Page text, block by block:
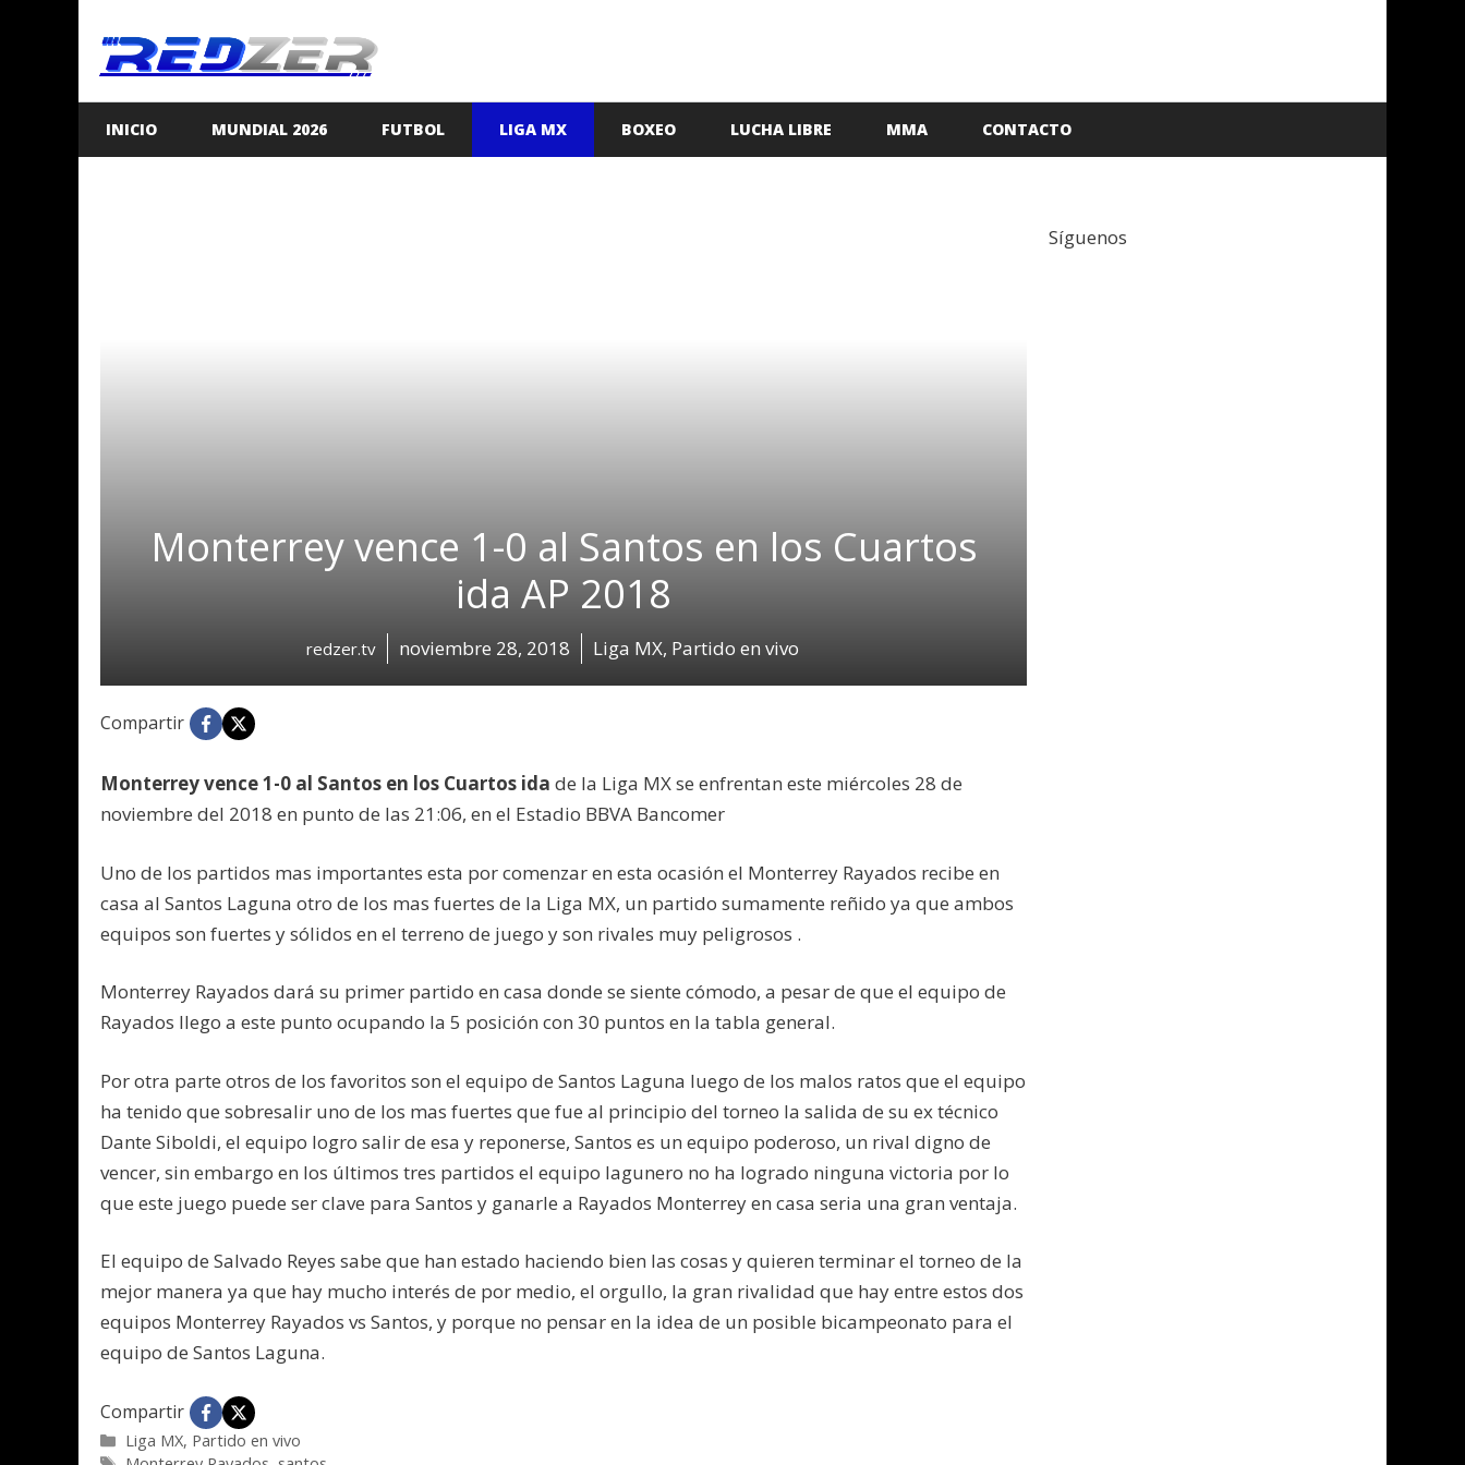
contenido
INICIO MUNDIAL 2026 FUTBOL LIGA MX BOXEO LUCHA LIBRE MMA CONTACTO
Monterrey vence 1-0 al Santos en los Cuartos
ida AP 2018
redzer.tv noviembre 28, 2018 Liga MX, Partido en vivo
Compartir
Monterrey vence 1-0 al Santos en los Cuartos ida de la Liga MX se enfrentan este miércoles 28 de
noviembre del 2018 en punto de las 21:06, en el Estadio BBVA Bancomer
Uno de los partidos mas importantes esta por comenzar en esta ocasión el Monterrey Rayados recibe en
casa al Santos Laguna otro de los mas fuertes de la Liga MX, un partido sumamente reñido ya que ambos
equipos son fuertes y sólidos en el terreno de juego y son rivales muy peligrosos .
Monterrey Rayados dará su primer partido en casa donde se siente cómodo, a pesar de que el equipo de
Rayados llego a este punto ocupando la 5 posición con 30 puntos en la tabla general.
Por otra parte otros de los favoritos son el equipo de Santos Laguna luego de los malos ratos que el equipo
ha tenido que sobresalir uno de los mas fuertes que fue al principio del torneo la salida de su ex técnico
Dante Siboldi, el equipo logro salir de esa y reponerse, Santos es un equipo poderoso, un rival digno de
vencer, sin embargo en los últimos tres partidos el equipo lagunero no ha logrado ninguna victoria por lo
que este juego puede ser clave para Santos y ganarle a Rayados Monterrey en casa seria una gran ventaja.
El equipo de Salvado Reyes sabe que han estado haciendo bien las cosas y quieren terminar el torneo de la
mejor manera ya que hay mucho interés de por medio, el orgullo, la gran rivalidad que hay entre estos dos
equipos Monterrey Rayados vs Santos, y porque no pensar en la idea de un posible bicampeonato para el
equipo de Santos Laguna.
Compartir
Categorías
Liga MX, Partido en vivo
Síguenos